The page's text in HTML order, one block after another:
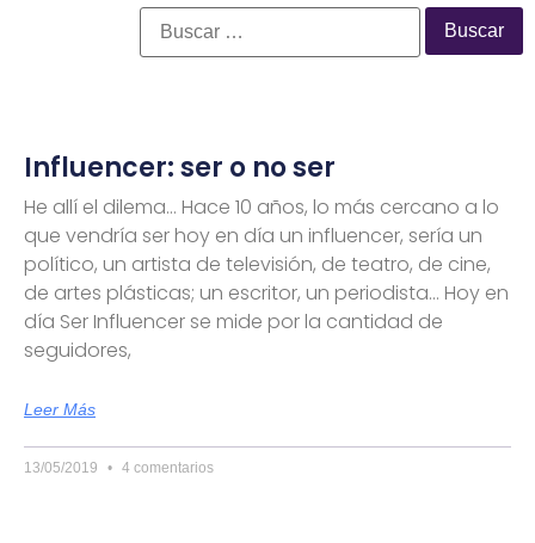
Influencer: ser o no ser
He allí el dilema… Hace 10 años, lo más cercano a lo
que vendría ser hoy en día un influencer, sería un
político, un artista de televisión, de teatro, de cine,
de artes plásticas; un escritor, un periodista… Hoy en
día Ser Influencer se mide por la cantidad de
seguidores,
Leer Más
13/05/2019 4 comentarios